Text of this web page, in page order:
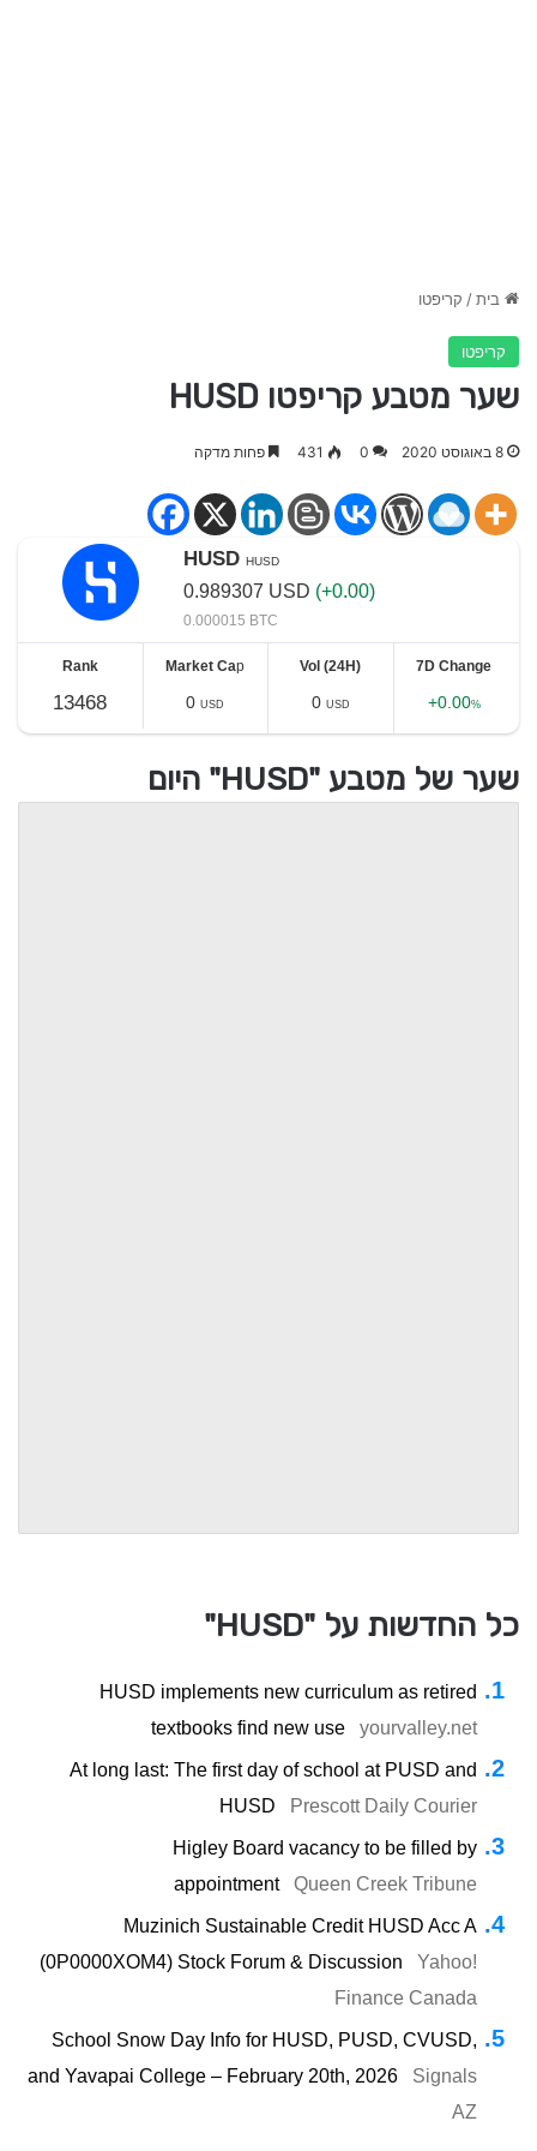
בית/ קריפטו
קריפטו
שער מטבע קריפטו HUSD
8 באוגוסט 2020 0
431 פחות מדקה
HUSD HUSD
0.989307 USD (+0.00)
0.000015 BTC
Rank
13468
Market Cap
0USD
Vol (24H)
0 USD
7D Change
+0.00%
שער של מטבע "HUSD" היום
כל החדשות על "HUSD"
HUSD implements new curriculum as retired
textbooks find new use
yourvalley.net
At long last: The first day of school at PUSD and
HUSD
Prescott Daily Courier
Higley Board vacancy to be filled by
appointment
Queen Creek Tribune
Muzinich Sustainable Credit HUSD Acc A
(0P0000XOM4) Stock Forum & Discussion
Yahoo!
Finance Canada
School Snow Day Info for HUSD, PUSD, CVUSD,
and Yavapai College – February 20th, 2026
Signals
AZ